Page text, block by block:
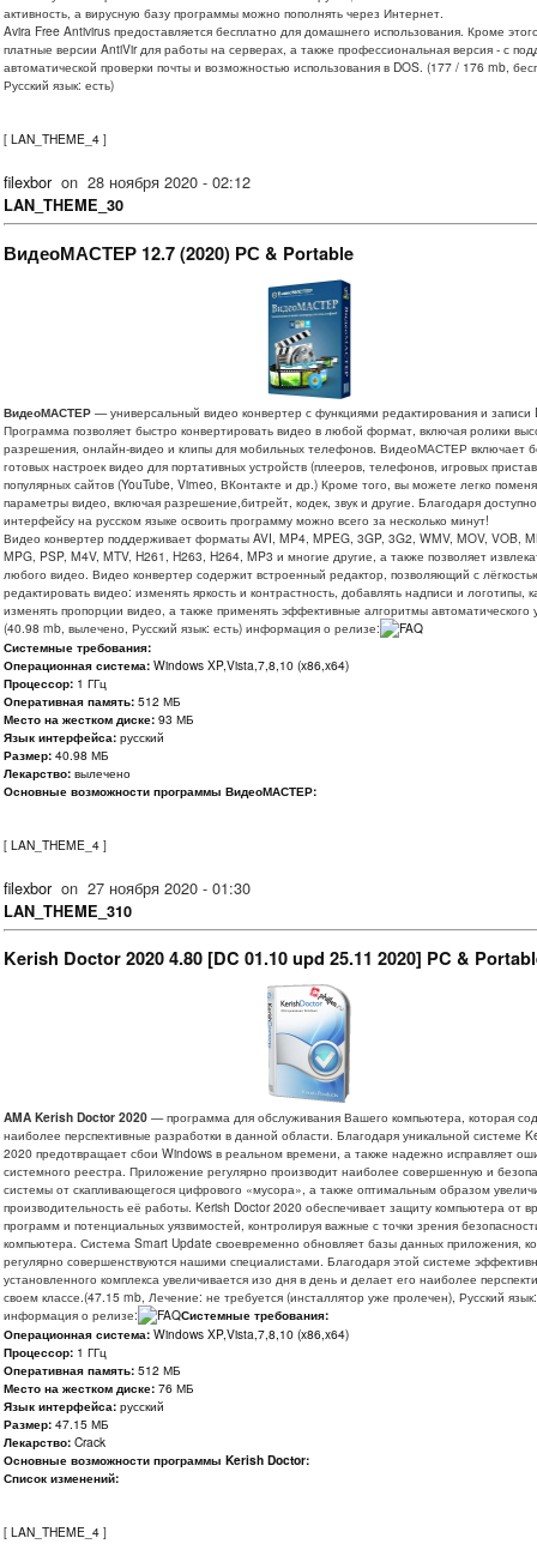
активность, а вирусную базу программы можно пополнять через Интернет.
Avira Free Antivirus предоставляется бесплатно для домашнего использования. Кроме
платные версии AntiVir для работы на серверах, а также профессиональная версия - с
автоматической проверки почты и возможностью использования в DOS. (177 / 176 mb,
Русский язык: есть)
[ LAN_THEME_4 ]
filexboron 28 ноября 2020 - 02:12
LAN_THEME_30
ВидеоМАСТЕР 12.7 (2020) РС & Portable
ВидеоМАСТЕР — универсальный видео конвертер с функциями редактирования и записи
Программа позволяет быстро конвертировать видео в любой формат, включая ролики
разрешения, онлайн-видео и клипы для мобильных телефонов. ВидеоМАСТЕР включает
готовых настроек видео для портативных устройств (плееров, телефонов, игровых
популярных сайтов (YouTube, Vimeo, ВКонтакте и др.) Кроме того, вы можете легко
параметры видео, включая разрешение,битрейт, кодек, звук и другие. Благодаря
интерфейсу на русском языке освоить программу можно всего за несколько минут!
Видео конвертер поддерживает форматы AVI, MP4, MPEG, 3GP, 3G2, WMV, MOV, VOB,
MPG, PSP, M4V, MTV, H261, H263, H264, MP3 и многие другие, а также позволяет
любого видео. Видео конвертер содержит встроенный редактор, позволяющий с
редактировать видео: изменять яркость и контрастность, добавлять надписи и логотипы,
изменять пропорции видео, а также применять эффективные алгоритмы автоматического
(40.98 mb, вылечено, Русский язык: есть) информация о релизе:
Системные требования:
Операционная система: Windows XP,Vista,7,8,10 (x86,x64)
Процессор: 1 ГГц
Оперативная память: 512 МБ
Место на жестком диске: 93 МБ
Язык интерфейса: русский
Размер: 40.98 МБ
Лекарство: вылечено
Основные возможности программы ВидеоМАСТЕР:
[ LAN_THEME_4 ]
filexboron 27 ноября 2020 - 01:30
LAN_THEME_310
Kerish Doctor 2020 4.80 [DC 01.10 upd 25.11 2020] PC &
AMA Kerish Doctor 2020 — программа для обслуживания Вашего компьютера, которая
наиболее перспективные разработки в данной области. Благодаря уникальной системе
2020 предотвращает сбои Windows в реальном времени, а также надежно исправляет
системного реестра. Приложение регулярно производит наиболее совершенную и
системы от скапливающегося цифрового «мусора», а также оптимальным образом
производительность её работы. Kerish Doctor 2020 обеспечивает защиту компьютера от
программ и потенциальных уязвимостей, контролируя важные с точки зрения
компьютера. Система Smart Update своевременно обновляет базы данных приложения,
регулярно совершенствуются нашими специалистами. Благодаря этой системе
установленного комплекса увеличивается изо дня в день и делает его наиболее
своем классе.(47.15 mb, Лечение: не требуется (инсталлятор уже пролечен), Русский
информация о релизе:
Системные требования:
Операционная система: Windows XP,Vista,7,8,10 (x86,x64)
Процессор: 1 ГГц
Оперативная память: 512 МБ
Место на жестком диске: 76 МБ
Язык интерфейса: русский
Размер: 47.15 МБ
Лекарство: Crack
Основные возможности программы Kerish Doctor:
Список изменений:
[ LAN_THEME_4 ]